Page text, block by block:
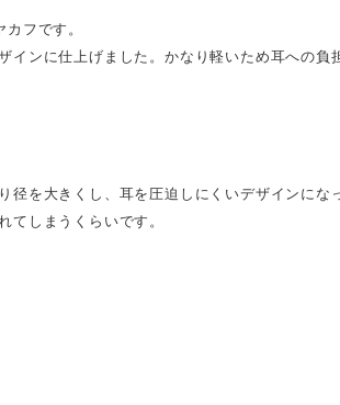
フです。
ンに仕上げました。かなり軽いため耳への負
を大きくし、耳を圧迫しにくいデザインにな
てしまうくらいです。